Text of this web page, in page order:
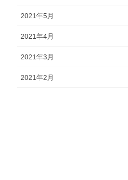
2021年5月
2021年4月
2021年3月
2021年2月